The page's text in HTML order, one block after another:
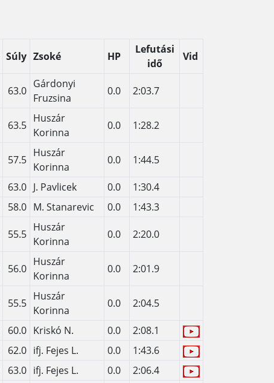
Súly Zsoké HP
Lefutási
idő
Vid
63.0
Gárdonyi
Fruzsina
0.0 2:03.7
63.5
Huszár
Korinna
0.0 1:28.2
57.5
Huszár
Korinna
0.0 1:44.5
63.0 J. Pavlicek 0.0
1:30.4
58.0 M. Stanarevic 0.0 1:43.3
55.5
Huszár
Korinna
0.0 2:20.0
56.0
Huszár
Korinna
0.0 2:01.9
55.5
Huszár
Korinna
0.0 2:04.5
60.0 Kriskó N. 0.0
2:08.1
62.0 ifj. Fejes L. 0.0
1:43.6
63.0 ifj. Fejes L. 0.0 2:06.4